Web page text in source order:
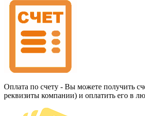
Оплата по счету - Вы можете получить
реквизиты компании) и оплатить его в